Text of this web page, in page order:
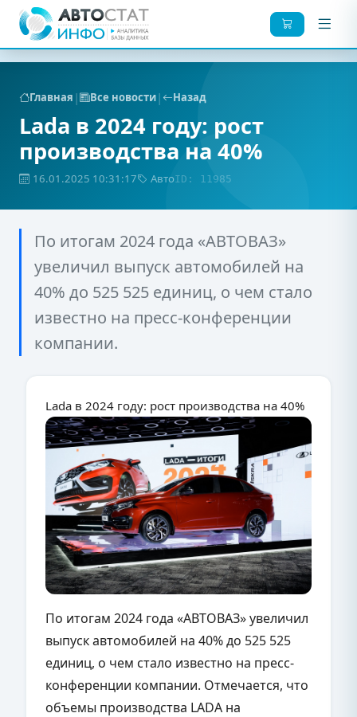
Главная | Все новости| Назад
Lada в 2024 году: рост
производства на 40%
16.01.2025 10:31:17 АвтоID: 11985
По итогам 2024 года «АВТОВАЗ»
увеличил выпуск автомобилей на
40% до 525 525 единиц, о чем стало
известно на пресс-конференции
компании.
Lada в 2024 году: рост производства на 40%
По итогам 2024 года «АВТОВАЗ» увеличил
выпуск автомобилей на 40% до 525 525
единиц, о чем стало известно на пресс-
конференции компании. Отмечается, что
объемы производства LADA на